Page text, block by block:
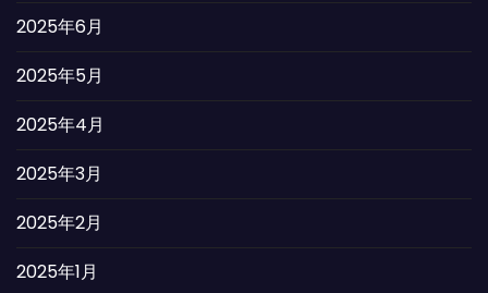
2025年6月
2025年5月
2025年4月
2025年3月
2025年2月
2025年1月